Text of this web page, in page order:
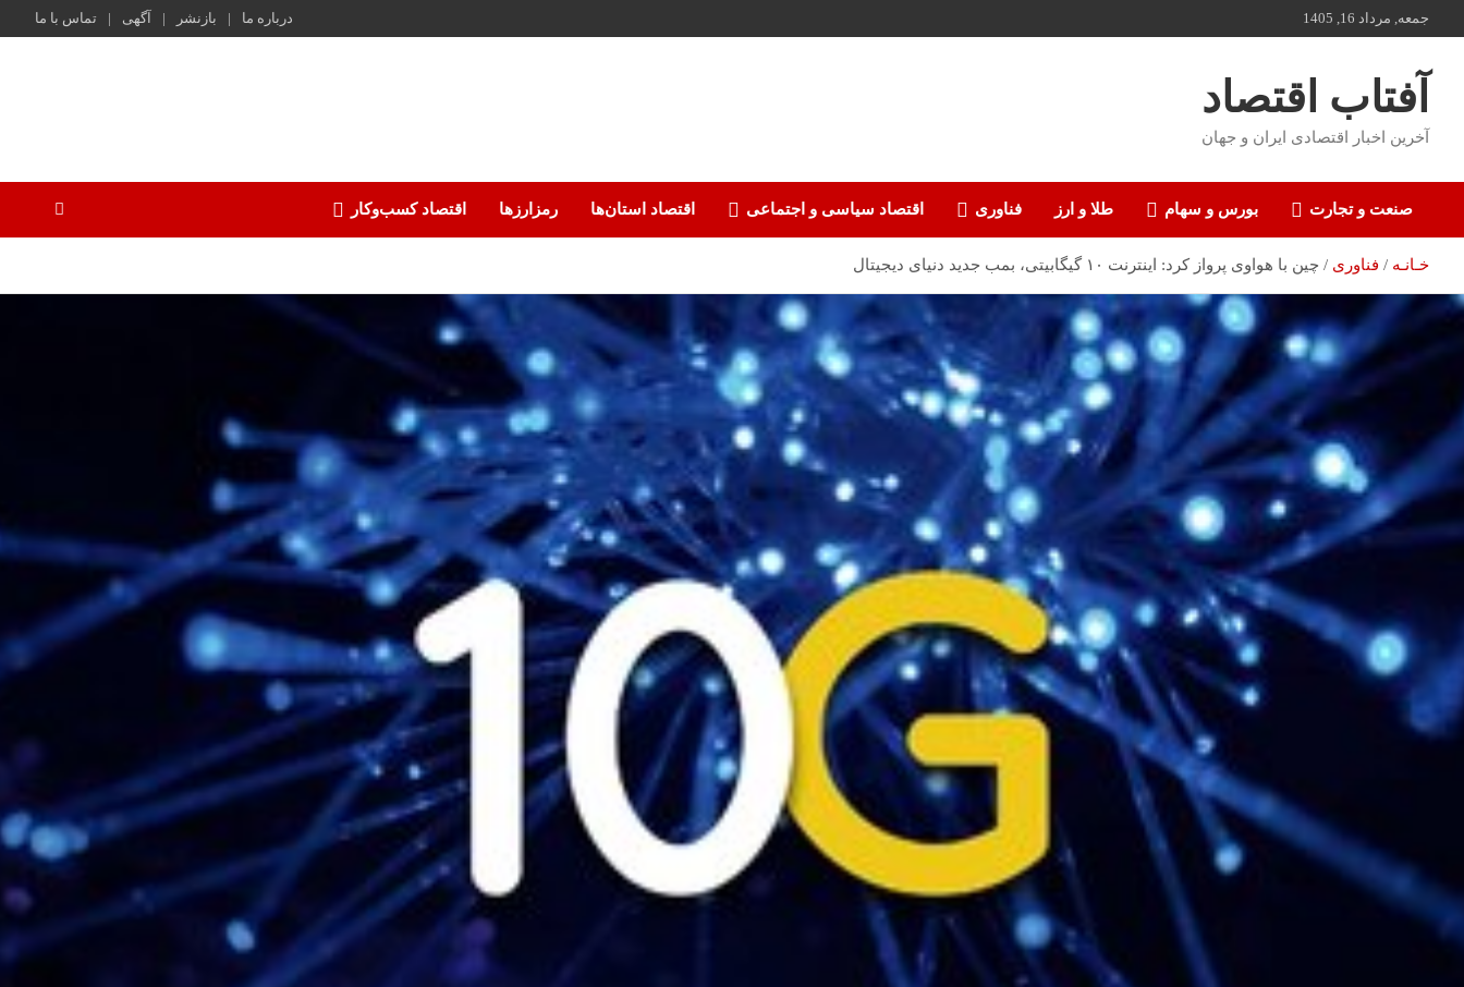
جمعه, مرداد 16, 1405 درباره ما بازنشر آگهی تماس با ما
آفتاب اقتصاد
آخرین اخبار اقتصادی ایران و جهان
صنعت و تجارت بورس و سهام طلا و ارز فناوری اقتصاد سیاسی و اجتماعی اقتصاد استان‌ها رمزارزها اقتصاد کسب‌و‌کار
خـانـه فناوری چین با هواوی پرواز کرد: اینترنت ۱۰ گیگابیتی، بمب جدید دنیای دیجیتال